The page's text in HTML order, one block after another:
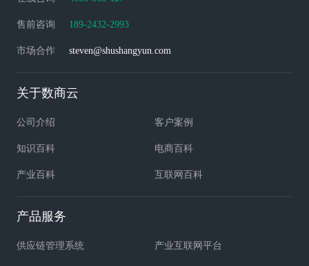
售前咨询 189-2432-2993
市场合作 steven@shushangyun.com
关于数商云
公司介绍 客户案例
知识百科 电商百科
产业百科 互联网百科
产品服务
供应链管理系统 产业互联网平台